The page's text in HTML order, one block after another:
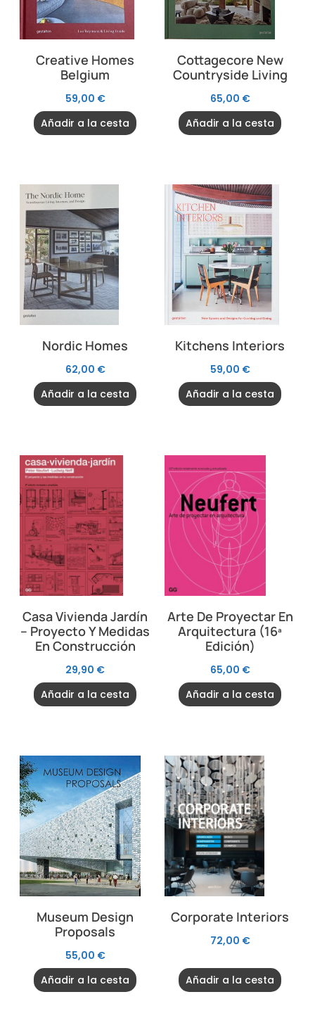
Creative Homes
Belgium
59,00 €
Añadir a la cesta
Cottagecore New
Countryside Living
65,00 €
Añadir a la cesta
Nordic Homes
62,00 €
Añadir a la cesta
Kitchens Interiors
59,00 €
Añadir a la cesta
Casa Vivienda Jardín
– Proyecto Y Medidas
En Construcción
29,90 €
Añadir a la cesta
Arte De Proyectar En
Arquitectura (16ª
Edición)
65,00 €
Añadir a la cesta
Museum Design
Proposals
55,00 €
Añadir a la cesta
Corporate Interiors
72,00 €
Añadir a la cesta